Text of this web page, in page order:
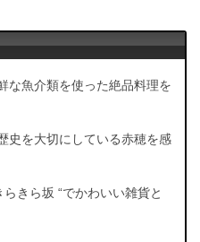
な魚介類を使った絶品料理を
史を大切にしている赤穂を感
きら坂 “でかわいい雑貨と